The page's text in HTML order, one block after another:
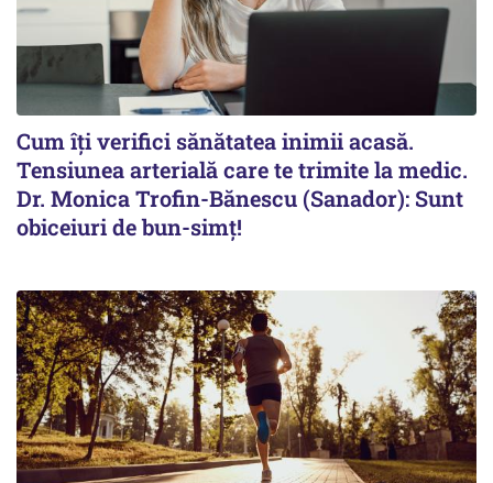
Cum îți verifici sănătatea inimii acasă.
Tensiunea arterială care te trimite la medic.
Dr. Monica Trofin-Bănescu (Sanador): Sunt
obiceiuri de bun-simț!